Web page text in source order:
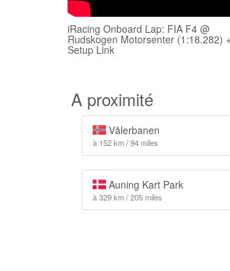
iRacing Onboard Lap: FIA F4 @
Rudskogen Motorsenter (1:18.282)
Setup Link
A proximité
Vålerbanen
à 152 km / 94 miles
Auning Kart Park
à 329 km / 205 miles